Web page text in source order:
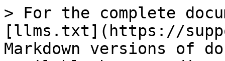
> For the complete
[llms.txt](https://
Markdown versions of